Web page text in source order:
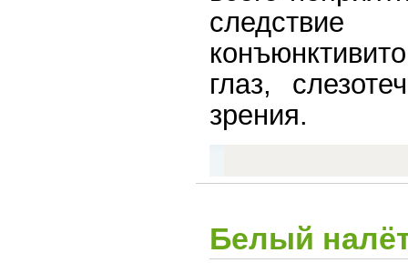
следствие
глаз,
зрения.
Белый